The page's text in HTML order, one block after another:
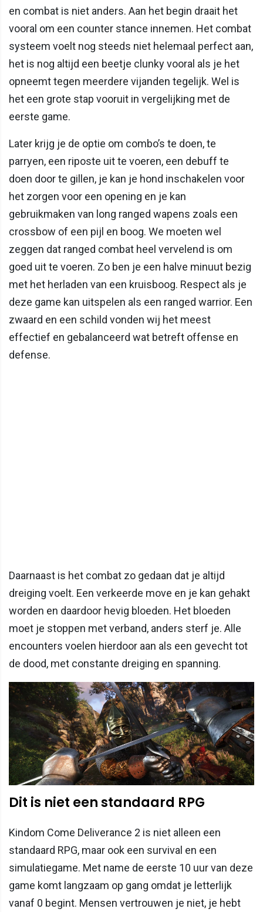
en combat is niet anders. Aan het begin draait het
vooral om een counter stance innemen. Het combat
systeem voelt nog steeds niet helemaal perfect aan,
het is nog altijd een beetje clunky vooral als je het
opneemt tegen meerdere vijanden tegelijk. Wel is
het een grote stap vooruit in vergelijking met de
eerste game.
Later krijg je de optie om combo’s te doen, te
parryen, een riposte uit te voeren, een debuff te
doen door te gillen, je kan je hond inschakelen voor
het zorgen voor een opening en je kan
gebruikmaken van long ranged wapens zoals een
crossbow of een pijl en boog. We moeten wel
zeggen dat ranged combat heel vervelend is om
goed uit te voeren. Zo ben je een halve minuut bezig
met het herladen van een kruisboog. Respect als je
deze game kan uitspelen als een ranged warrior. Een
zwaard en een schild vonden wij het meest
effectief en gebalanceerd wat betreft offense en
defense.
Daarnaast is het combat zo gedaan dat je altijd
dreiging voelt. Een verkeerde move en je kan gehakt
worden en daardoor hevig bloeden. Het bloeden
moet je stoppen met verband, anders sterf je. Alle
encounters voelen hierdoor aan als een gevecht tot
de dood, met constante dreiging en spanning.
Dit is niet een standaard RPG
Kindom Come Deliverance 2 is niet alleen een
standaard RPG, maar ook een survival en een
simulatiegame. Met name de eerste 10 uur van deze
game komt langzaam op gang omdat je letterlijk
vanaf 0 begint. Mensen vertrouwen je niet, je hebt